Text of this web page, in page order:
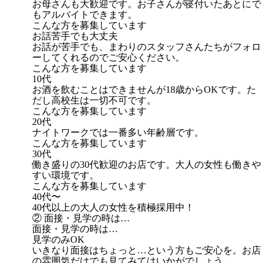
お母さんも大歓迎です。お子さんが寝付いたあとにで
もアルバイトできます。
こんな方を募集しています
お話苦手でも大丈夫
お話が苦手でも、まわりのスタッフさんたちがフォロ
ーしてくれるのでご安心ください。
こんな方を募集しています
10代
お酒を飲むことはできませんが18歳からOKです。た
だし高校生は一切不可です。
こんな方を募集しています
20代
ナイトワークでは一番多い年齢層です。
こんな方を募集しています
30代
働き盛りの30代歓迎のお店です。大人の女性も働きや
すい環境です。
こんな方を募集しています
40代〜
40代以上の大人の女性を積極採用中！
② 面接・見学の時は…
面接・見学の時は…
見学のみOK
いきなり面接はちょっと…という方もご安心を。お店
の雰囲気だけでも見てみてはいかがでしょう。